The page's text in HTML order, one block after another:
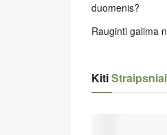
duomenis?
Rauginti galima
KitiStraipsniai